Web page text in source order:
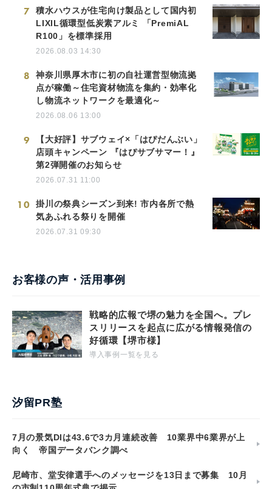
7
積水ハウスが住宅向け製品として国内初
LIXIL循環型低炭素アルミ 「PremiAL
R100」を標準採用
2026.08.03 14:30
8
神奈川県厚木市に初の自社運営型物流拠
点が稼働～住宅資材物流を集約・効率化
し物流ネットワークを最適化～
2026.08.06 13:00
9
【大好評】サブウェイ×「はぴだんぶい」
店頭キャンペーン 『はぴサブサマー！』
第2弾開催のお知らせ
2026.07.31 11:00
10
掛川の祭典シーズン到来! 市内各所で熱
気あふれる祭りを開催
2026.07.31 09:30
お客様の声・活用事例
戦略的広報で堺の魅力を全国へ。プレ
スリリースを起点に広がる情報発信の
好循環【堺市様】
導入事例一覧を見る
汐留PR塾
7月の景気DIは43.6で3カ月連続改善 10業界中6業界が上
向く 帝国データバンク調べ
尼崎市、堂安律選手へのメッセージを13日まで募集 10月